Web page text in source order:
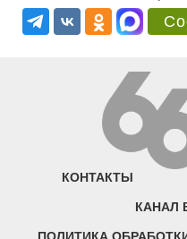
КОНТАКТЫ
КАНАЛ